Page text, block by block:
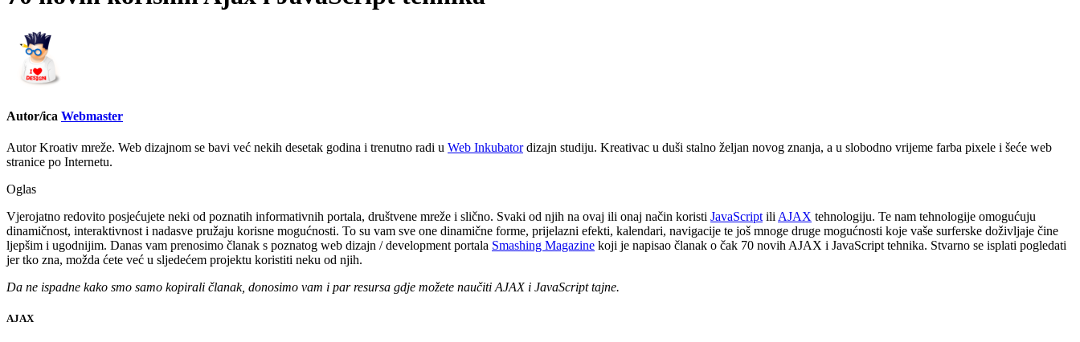
Autor/ica Webmaster
Autor Kroativ mreže. Web dizajnom se bavi već nekih desetak godina i trenutno radi u Web Inkubatordizajn studiju. Kreativac u duši stalno željan novog znanja, a u slobodno vrijeme farba pixele i šeće web
stranice po Internetu.
Oglas
Vjerojatno redovito posjećujete neki od poznatih informativnih portala, društvene mreže i slično. Svaki od njih na ovaj ili onaj način koristi JavaScript ili AJAX tehnologiju. Te nam tehnologije omogućuju
dinamičnost, interaktivnost i nadasve pružaju korisne mogućnosti. To su vam sve one dinamične forme, prijelazni efekti, kalendari, navigacije te još mnoge druge mogućnosti koje vaše surferske doživljaje čine
ljepšim i ugodnijim. Danas vam prenosimo članak s poznatog web dizajn / development portala Smashing Magazine koji je napisao članak o čak 70 novih AJAX i JavaScript tehnika. Stvarno se isplati pogledati
jer tko zna, možda ćete već u sljedećem projektu koristiti neku od njih.
Da ne ispadne kako smo samo kopirali članak, donosimo vam i par resursa gdje možete naučiti AJAX i JavaScript tajne.
AJAX